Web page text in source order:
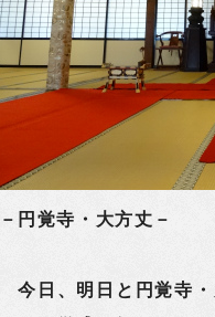
－円覚寺・大方丈－
今日、明日と円覚寺・